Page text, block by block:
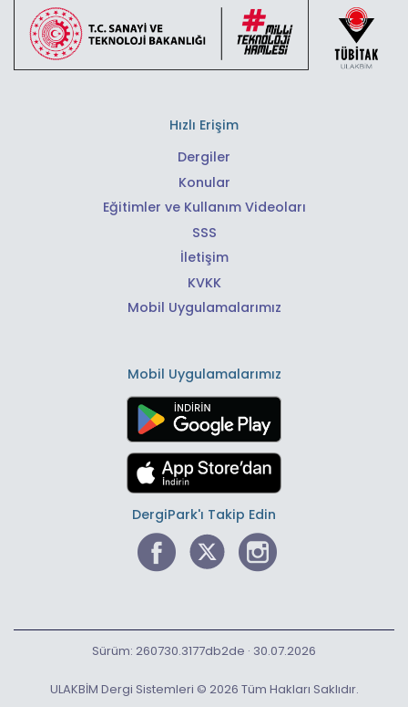
Hızlı Erişim
Dergiler
Konular
Eğitimler ve Kullanım Videoları
SSS
İletişim
KVKK
Mobil Uygulamalarımız
Mobil Uygulamalarımız
DergiPark'ı Takip Edin
ULAKBİM Dergi Sistemleri © 2026 Tüm Hakları Saklıdır.
Sürüm: 260730.3177db2de · 30.07.2026